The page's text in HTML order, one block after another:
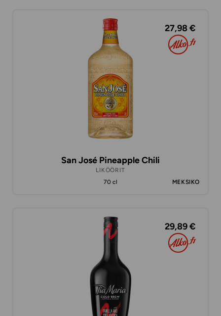
27,98 €
San José Pineapple Chili
LIKÖÖRIT
70 cl
MEKSIKO
29,89 €